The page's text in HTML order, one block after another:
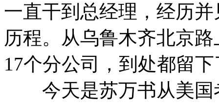
一直干到总经理，经历
历程。从乌鲁木齐北京
17个分公司，到处都留
今天是苏万书从美国